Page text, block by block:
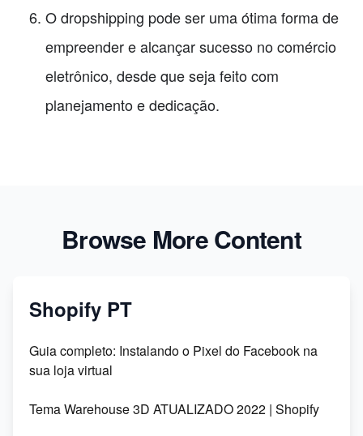
O dropshipping pode ser uma ótima forma de
empreender e alcançar sucesso no comércio
eletrônico, desde que seja feito com
planejamento e dedicação.
Browse More Content
Shopify PT
Guia completo: Instalando o Pixel do Facebook na
sua loja virtual
Tema Warehouse 3D ATUALIZADO 2022 | Shopify